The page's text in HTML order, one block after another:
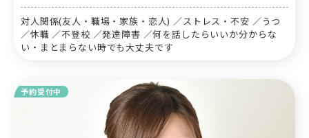
対人関係(友人・職場・家族・恋人) ／ストレス・不安 ／うつ
／休職 ／不登校 ／発達障害 ／何を話したらいいか分からな
い・まとまらない時でも大丈夫です
予約受付中